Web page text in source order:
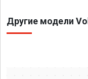
Другие модели